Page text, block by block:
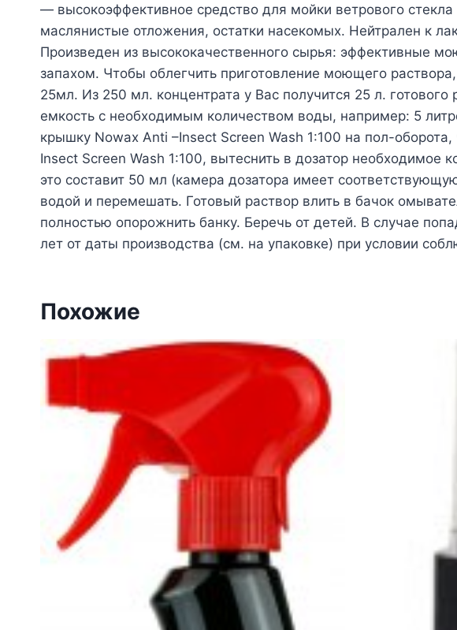
— высокоэффективное средство для мойки ветрового
маслянистые отложения, остатки насекомых. Нейтрален к
Произведен из высококачественного сырья: эффективные
запахом. Чтобы облегчить приготовление моющего
25мл. Из 250 мл. концентрата у Вас получится 25 л.
емкость с необходимым количеством воды, например: 5
крышку Nowax Anti –Insect Screen Wash 1:100 на пол-
Insect Screen Wash 1:100, вытеснить в дозатор необходимое
это составит 50 мл (камера дозатора имеет
водой и перемешать. Готовый раствор влить в бачок
полностью опорожнить банку. Беречь от детей. В случае
лет от даты производства (см. на упаковке) при условии
Похожие